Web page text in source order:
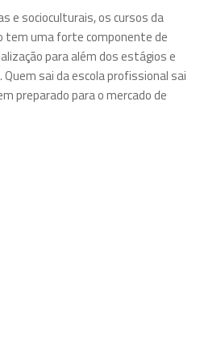
e socioculturais, os cursos da
tem uma forte componente de
para além dos estágios e
sai da escola profissional sai
preparado para o mercado de